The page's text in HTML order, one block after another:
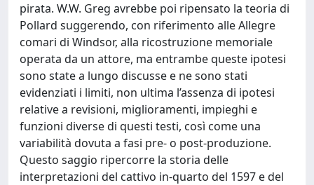
pirata. W.W. Greg avrebbe poi ripensato la teoria di
Pollard suggerendo, con riferimento alle Allegre
comari di Windsor, alla ricostruzione memoriale
operata da un attore, ma entrambe queste ipotesi
sono state a lungo discusse e ne sono stati
evidenziati i limiti, non ultima l’assenza di ipotesi
relative a revisioni, miglioramenti, impieghi e
funzioni diverse di questi testi, così come una
variabilità dovuta a fasi pre- o post-produzione.
Questo saggio ripercorre la storia delle
interpretazioni del cattivo in-quarto del 1597 e del